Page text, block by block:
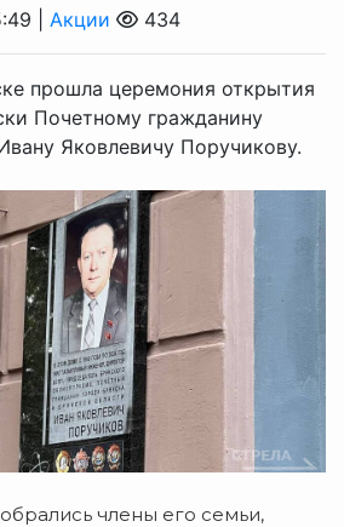
| Акции 434
прошла церемония открытия
Почетному гражданину
Яковлевичу Поручикову.
члены его семьи,